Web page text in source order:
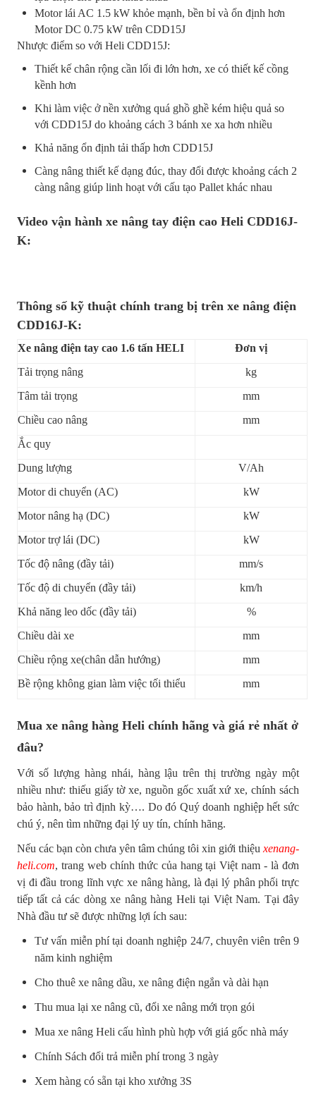
Motor lái AC 1.5 kW khỏe mạnh, bền bỉ và ổn định hơn
Motor DC 0.75 kW trên CDD15J
Nhược điểm so với Heli CDD15J:
Thiết kế chân rộng cần lối đi lớn hơn, xe có thiết kế cồng
kềnh hơn
Khi làm việc ở nền xưởng quá ghồ ghề kém hiệu quả so
với CDD15J do khoảng cách 3 bánh xe xa hơn nhiều
Khả năng ổn định tải thấp hơn CDD15J
Càng nâng thiết kế dạng đúc, thay đổi được khoảng cách 2
càng nâng giúp linh hoạt với cấu tạo Pallet khác nhau
Video vận hành xe nâng tay điện cao Heli CDD16J-
K:
Thông số kỹ thuật chính trang bị trên xe nâng điện
CDD16J-K:
Xe nâng điện tay cao 1.6 tấn HELI
Đơn vị
Tải trọng nâng
kg
Tâm tải trọng
mm
Chiều cao nâng
mm
Ắc quy
Dung lượng
V/Ah
Motor di chuyển (AC)
kW
Motor nâng hạ (DC)
kW
Motor trợ lái (DC)
kW
Tốc độ nâng (đầy tải)
mm/s
Tốc độ di chuyển (đầy tải)
km/h
Khả năng leo dốc (đầy tải)
%
Chiều dài xe
mm
Chiều rộng xe(chân dẫn hướng)
mm
Bề rộng không gian làm việc tối thiểu
mm
Mua xe nâng hàng Heli chính hãng và giá rẻ nhất ở
đâu?
Với số lượng hàng nhái, hàng lậu trên thị trường ngày một
nhiều như: thiếu giấy tờ xe, nguồn gốc xuất xứ xe, chính sách
bảo hành, bảo trì định kỳ…. Do đó Quý doanh nghiệp hết sức
chú ý, nên tìm những đại lý uy tín, chính hãng.
Nếu các bạn còn chưa yên tâm chúng tôi xin giới thiệu xenang-
heli.com, trang web chính thức của hang tại Việt nam - là đơn
vị đi đầu trong lĩnh vực xe nâng hàng, là đại lý phân phối trực
tiếp tất cả các dòng xe nâng hàng Heli tại Việt Nam. Tại đây
Nhà đầu tư sẽ được những lợi ích sau:
Tư vấn miễn phí tại doanh nghiệp 24/7, chuyên viên trên 9
năm kinh nghiệm
Cho thuê xe nâng dầu, xe nâng điện ngắn và dài hạn
Thu mua lại xe nâng cũ, đổi xe nâng mới trọn gói
Mua xe nâng Heli cấu hình phù hợp với giá gốc nhà máy
Chính Sách đổi trả miễn phí trong 3 ngày
Xem hàng có sẵn tại kho xưởng 3S